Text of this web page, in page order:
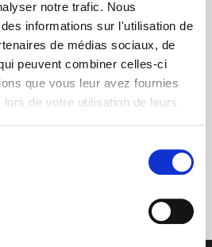
notre trafic. Nous
informations sur l'utilisation de
de médias sociaux, de
peuvent combiner celles-ci
que vous leur avez fournies
de votre utilisation de leurs
ans d'expertise
photovoltaïque